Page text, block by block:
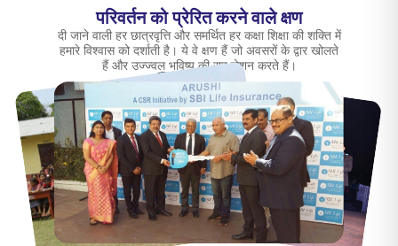
परिवर्तन को प्रेरित करने वाले क्षण
दी जाने वाली हर छात्रवृत्ति और समर्थित हर कक्षा शिक्षा की शक्ति में
हमारे विश्वास को दर्शाती है। ये वे क्षण हैं जो अवसरों के द्वार खोलते
हैं और उज्ज्वल भविष्य की राह रोशन करते हैं।